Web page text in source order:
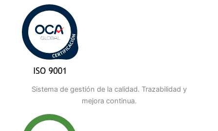
Sistema de gestión de la calidad. Trazabilidad y
mejora continua.